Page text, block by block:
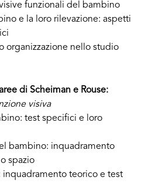
funzionali del bambino
e la loro rilevazione: aspetti
organizzazione nello studio
di Scheiman e Rouse:
visiva
test specifici e loro
bambino: inquadramento
spazio
inquadramento teorico e test